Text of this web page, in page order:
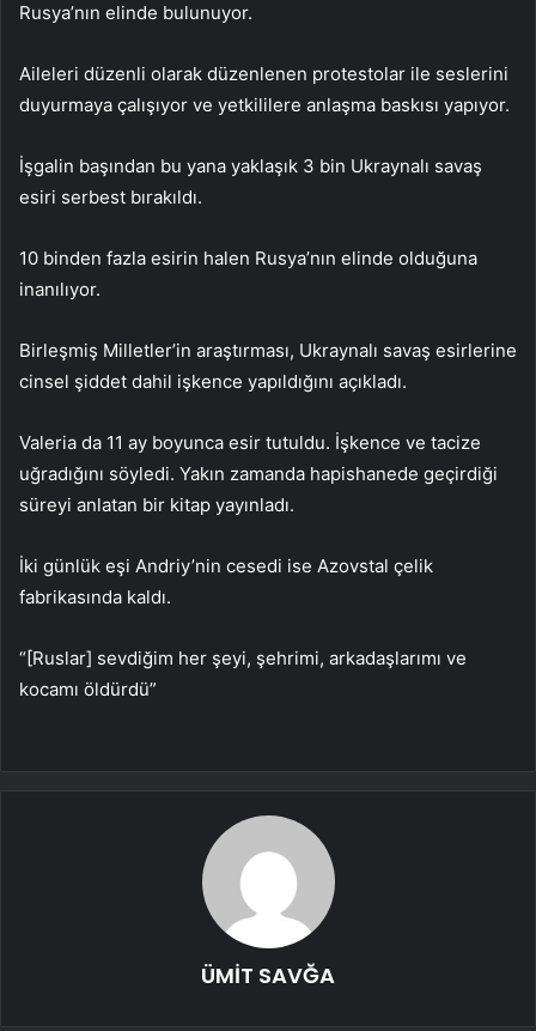
Rusya’nın elinde bulunuyor.
Aileleri düzenli olarak düzenlenen protestolar ile seslerini
duyurmaya çalışıyor ve yetkililere anlaşma baskısı yapıyor.
İşgalin başından bu yana yaklaşık 3 bin Ukraynalı savaş
esiri serbest bırakıldı.
10 binden fazla esirin halen Rusya’nın elinde olduğuna
inanılıyor.
Birleşmiş Milletler’in araştırması, Ukraynalı savaş esirlerine
cinsel şiddet dahil işkence yapıldığını açıkladı.
Valeria da 11 ay boyunca esir tutuldu. İşkence ve tacize
uğradığını söyledi. Yakın zamanda hapishanede geçirdiği
süreyi anlatan bir kitap yayınladı.
İki günlük eşi Andriy’nin cesedi ise Azovstal çelik
fabrikasında kaldı.
“[Ruslar] sevdiğim her şeyi, şehrimi, arkadaşlarımı ve
kocamı öldürdü”
ÜMİT SAVĞA